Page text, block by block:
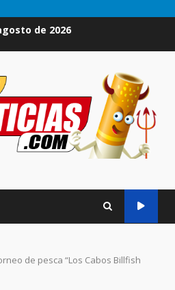
de 2026
de pesca “Los Cabos Billfish